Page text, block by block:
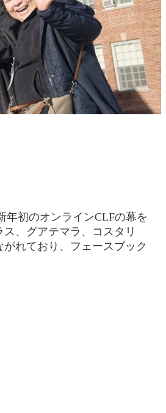
年初のオンラインCLFの幕を
、グアテマラ、コスタリ
れており、フェースブック